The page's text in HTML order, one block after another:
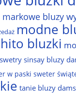
markowe bluzy
modne
bluzki
sinsay bluzy
w paski sweter
tanie bluzy